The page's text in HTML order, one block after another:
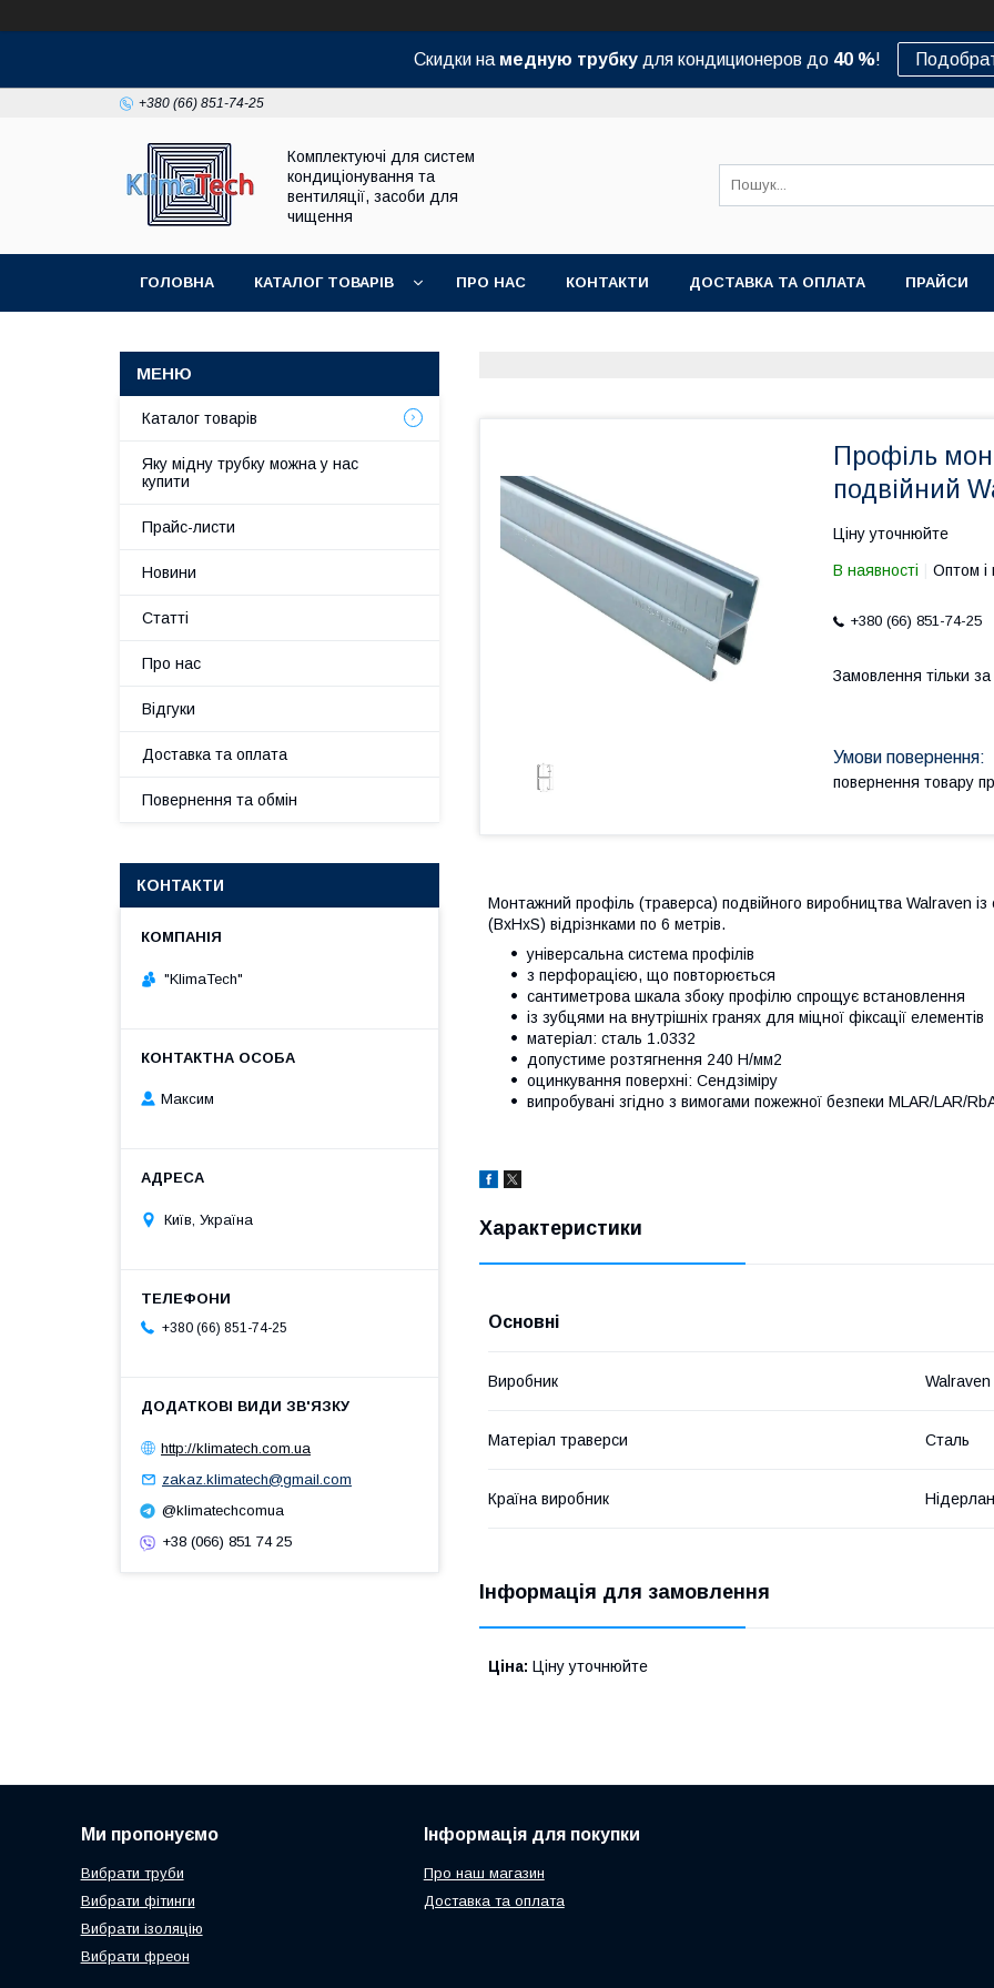
Скидки на медную трубку для кондиционеров до 40 %!
+380 (66) 851-74-25
Комплектуючі для систем
кондиціонування та
вентиляції, засоби для
чищення
ГОЛОВНА КАТАЛОГ ТОВАРІВ ПРО НАС КОНТАКТИ ДОСТАВКА ТА ОПЛАТА ПРАЙСИ
Профіль
подвійний
Ціну уточнюйте
В наявності Оптом і
+380 (66) 851-74-25
Замовлення тільки
повернення товару
Монтажний профіль (траверса) подвійного виробництва Walraven
(BxHxS) відрізнками по 6 метрів.
універсальна система профілів
з перфорацією, що повторюється
сантиметрова шкала збоку профілю спрощує встановлення
із зубцями на внутрішніх гранях для міцної фіксації елементів
матеріал: сталь 1.0332
допустиме розтягнення 240 Н/мм2
оцинкування поверхні: Сендзіміру
випробувані згідно з вимогами пожежної безпеки MLAR/LAR/
Характеристики
Основні
Виробник Walraven
Матеріал траверси Сталь
Країна виробник
Інформація для замовлення
Ціна: Ціну уточнюйте
Каталог товарів
Яку мідну трубку можна у нас
купити
Прайс-листи
Новини
Статті
Про нас
Відгуки
Доставка та оплата
Повернення та обмін
КОНТАКТИ
"KlimaTech"
Максим
Київ, Україна
+380 (66) 851-74-25
http://klimatech.com.ua
zakaz.klimatech@gmail.com
@klimatechcomua
+38 (066) 851 74 25
Ми пропонуємо
Вибрати труби
Вибрати фітинги
Вибрати ізоляцію
Вибрати фреон
Інформація для покупки
Про наш магазин
Доставка та оплата